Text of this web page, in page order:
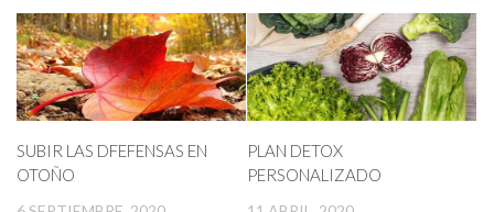
SUBIR LAS DFEFENSAS EN
OTOÑO
PLAN DETOX
PERSONALIZADO